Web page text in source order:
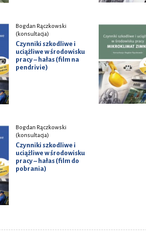
Bogdan Rączkowski
(konsultacja)
Czynniki szkodliwe i
uciążliwe w środowisku
pracy – hałas (film na
pendrivie)
Bogdan Rączkowski
(konsultacja)
Czynniki szkodliwe i
uciążliwe w środowisku
pracy – hałas (film do
pobrania)